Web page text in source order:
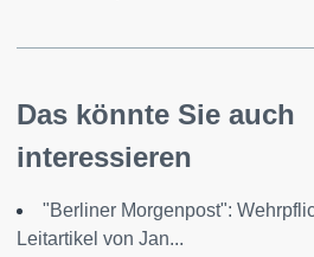
Das könnte Sie auch
interessieren
"Berliner Morgenpost":
Leitartikel von Jan...